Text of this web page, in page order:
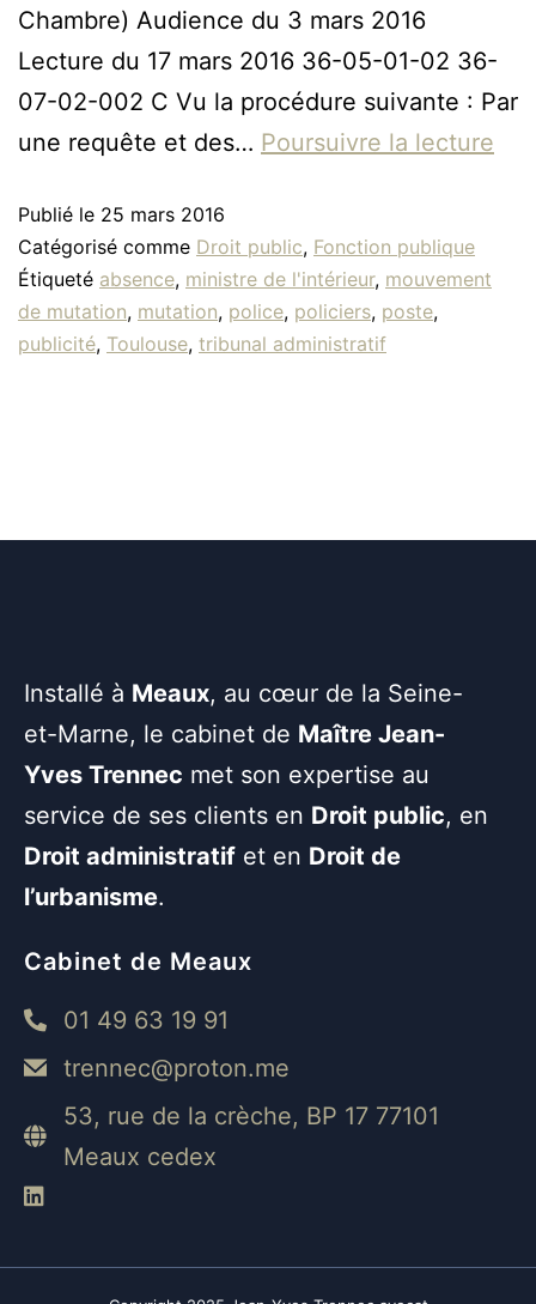
Chambre) Audience du 3 mars 2016
Lecture du 17 mars 2016 36-05-01-02 36-
07-02-002 C Vu la procédure suivante : Par
une requête et des… Poursuivre la lecture
Publié le 25 mars 2016
Catégorisé comme Droit public, Fonction publique
Étiqueté absence, ministre de l'intérieur, mouvement
de mutation, mutation, police, policiers, poste,
publicité, Toulouse, tribunal administratif
Installé à Meaux, au cœur de la Seine-
et-Marne, le cabinet de Maître Jean-
Yves Trennec met son expertise au
service de ses clients en Droit public, en
Droit administratif et en Droit de
l’urbanisme.
Cabinet de Meaux
01 49 63 19 91
trennec@proton.me
53, rue de la crèche, BP 17 77101
Meaux cedex